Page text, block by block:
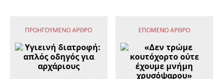
ΠΡΟΗΓΟΎΜΕΝΟ ΆΡΘΡΟ ΕΠΌΜΕΝΟ ΆΡΘΡΟ